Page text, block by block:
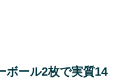
ボール2枚で実質14